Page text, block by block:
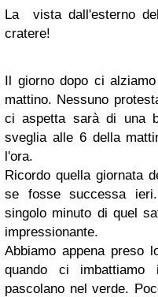
La vista dall'esterno
cratere!
Il giorno dopo ci
mattino. Nessuno
ci aspetta sarà di una
sveglia alle 6 della
l'ora.
Ricordo quella giornata
se fosse successa
singolo minuto di quel
impressionante.
Abbiamo appena preso
quando ci
pascolano nel verde.